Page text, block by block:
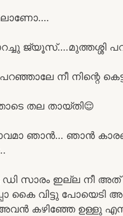
ജ്യൂസ്‌….മുത്തശ്ശി
നീ നിന്റെ
തല തായ്‌തി😌
ഞാൻ… ഞാൻ
സാരം ഇല്ല നീ അത്
കൈ വിട്ടു പോയെടി
കഴിഞ്ഞേ ഉള്ളു